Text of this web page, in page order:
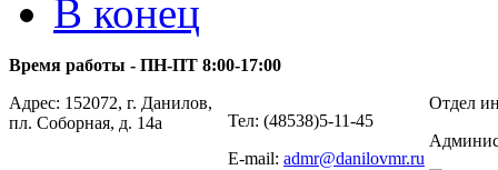
В конец
Время работы - ПН-ПТ 8:00-17:00
Адрес: 152072, г. Данилов,
пл. Соборная, д. 14а
Тел: (48538)5-11-45
E-mail: admr@danilovmr.ru
Отдел